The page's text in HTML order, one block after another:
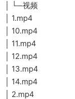
│ └─视频
│ 1.mp4
│ 10.mp4
│ 11.mp4
│ 12.mp4
│ 13.mp4
│ 14.mp4
│ 2.mp4